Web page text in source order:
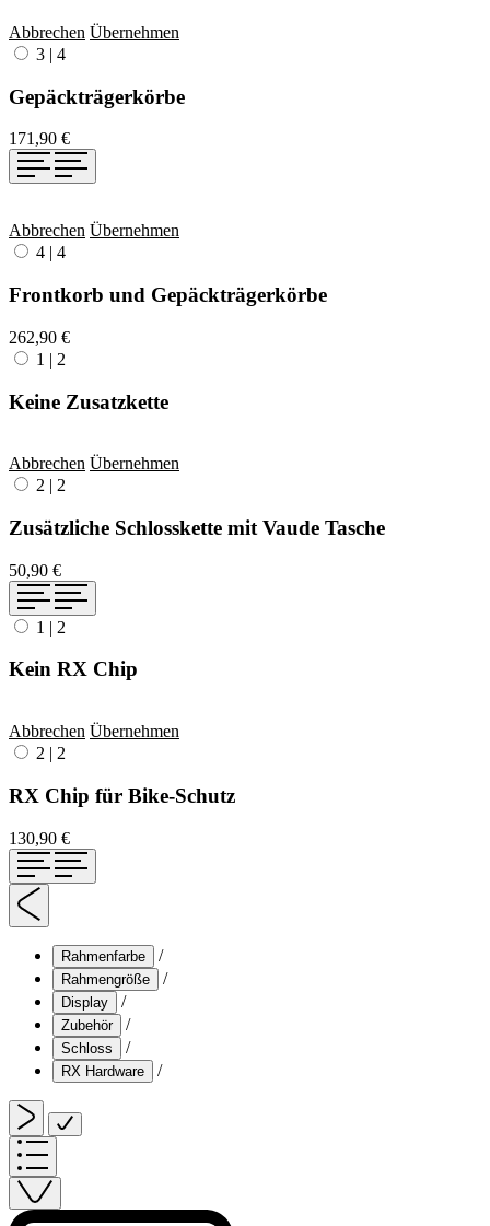
Abbrechen Übernehmen
3 | 4
Gepäckträgerkörbe
171,90 €
Abbrechen Übernehmen
4 | 4
Frontkorb und Gepäckträgerkörbe
262,90 €
1 | 2
Keine Zusatzkette
Abbrechen Übernehmen
2 | 2
Zusätzliche Schlosskette mit Vaude Tasche
50,90 €
1 | 2
Kein RX Chip
Abbrechen Übernehmen
2 | 2
RX Chip für Bike-Schutz
130,90 €
Rahmenfarbe /
Rahmengröße /
Display /
Zubehör /
Schloss /
RX Hardware /